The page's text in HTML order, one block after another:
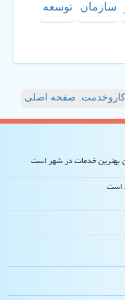
سازمان توسعه
کاروخدمت: صفحه اصلی
بهترین خدمات در شهر است